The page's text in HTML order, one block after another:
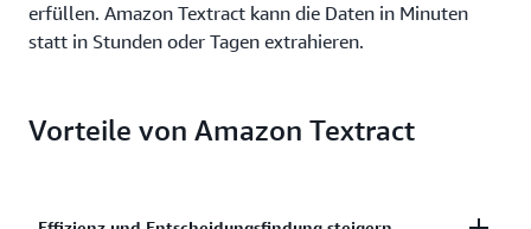
erfüllen. Amazon Textract kann die Daten in Minuten
statt in Stunden oder Tagen extrahieren.
Vorteile von Amazon Textract